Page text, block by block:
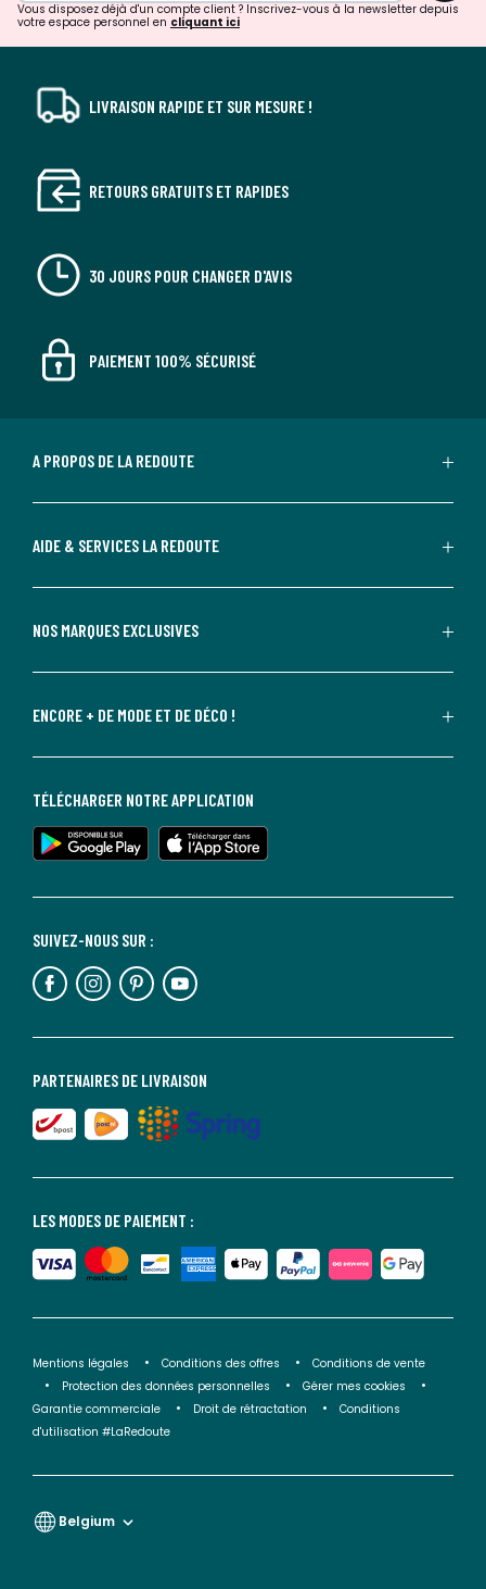
Vous disposez déjà d'un compte client ? Inscrivez-vous à la newsletter depuis
votre espace personnel en cliquant ici
LIVRAISON RAPIDE ET SUR MESURE !
RETOURS GRATUITS ET RAPIDES
30 JOURS POUR CHANGER D'AVIS
PAIEMENT 100% SÉCURISÉ
A PROPOS DE LA REDOUTE
AIDE & SERVICES LA REDOUTE
NOS MARQUES EXCLUSIVES
ENCORE + DE MODE ET DE DÉCO !
LES MODES DE PAIEMENT :
PARTENAIRES DE LIVRAISON
SUIVEZ-NOUS SUR :
TÉLÉCHARGER NOTRE APPLICATION
Mentions légales Conditions des offres
Conditions de vente
Protection des données personnelles
Gérer mes cookies
Garantie commerciale
Droit de rétractation
Conditions
d'utilisation #LaRedoute
Belgium